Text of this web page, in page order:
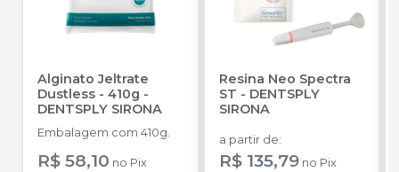
Alginato Jeltrate
Dustless - 410g -
DENTSPLY SIRONA
Embalagem com 410g.
R$ 58,10 no Pix
Resina Neo Spectra
ST - DENTSPLY
SIRONA
a partir de:
R$ 135,79 no Pix